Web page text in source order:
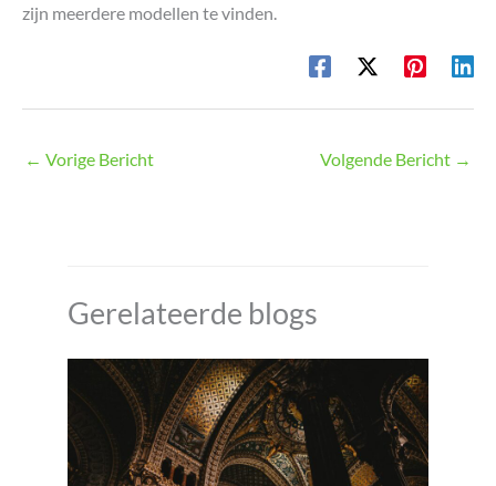
zijn meerdere modellen te vinden.
← Vorige Bericht Volgende Bericht →
Gerelateerde blogs